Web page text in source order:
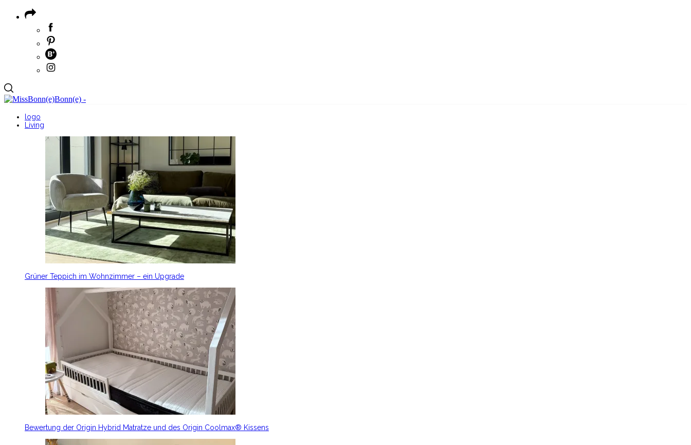
logo
Living
Grüner Teppich im Wohnzimmer – ein Upgrade
Bewertung der Origin Hybrid Matratze und des Origin Coolmax® Kissens